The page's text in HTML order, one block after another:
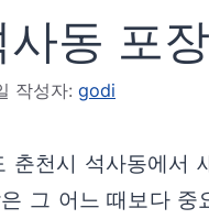
사동 포
작성자: godi
춘천시 석사동에서
그 어느 때보다 중